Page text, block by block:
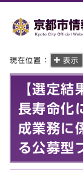
現在位置： 表示
【選定結
長寿命化
成業務に
る公募型